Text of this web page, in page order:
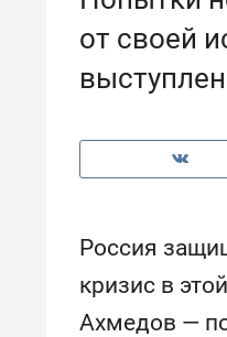
от своей
Россия
кризис в
Ахмедов —